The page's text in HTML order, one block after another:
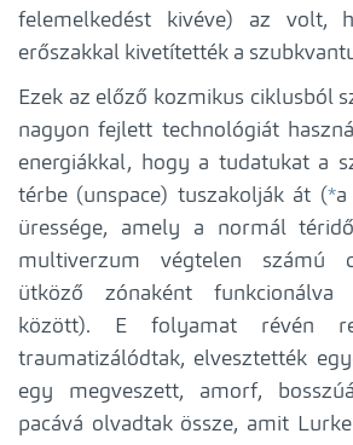
felemelkedést kivéve) az volt,
erőszakkal kivetítették a
Ezek az előző kozmikus ciklusból
nagyon fejlett technológiát
energiákkal, hogy a tudatukat a
térbe (unspace) tuszakolják át (*a
üressége, amely a normál
multiverzum végtelen számú
ütköző zónaként funkcionálva
között). E folyamat révén
traumatizálódtak, elvesztették
egy megveszett, amorf,
pacává olvadtak össze, amit